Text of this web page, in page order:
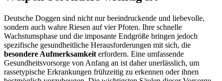
Deutsche Doggen sind nicht nur beeindruckende und liebevolle,
sondern auch wahre Riesen auf vier Pfoten. Ihre schnelle
Wachstumsphase und die imposante Endgröße bringen jedoch
spezifische gesundheitliche Herausforderungen mit sich, die
besondere Aufmerksamkeit erfordern. Eine umfassende
Gesundheitsvorsorge von Anfang an ist daher unerlässlich, um
rassetypische Erkrankungen frühzeitig zu erkennen oder ihnen